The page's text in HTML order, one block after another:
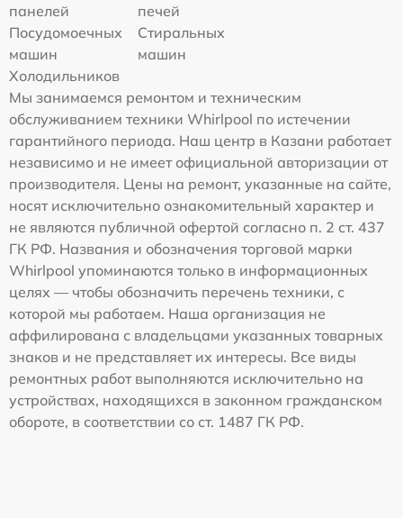
панелей
печей
Посудомоечных
машин
Стиральных
машин
Холодильников
Мы занимаемся ремонтом и техническим
обслуживанием техники Whirlpool по истечении
гарантийного периода. Наш центр в Казани работает
независимо и не имеет официальной авторизации от
производителя. Цены на ремонт, указанные на сайте,
носят исключительно ознакомительный характер и
не являются публичной офертой согласно п. 2 ст. 437
ГК РФ. Названия и обозначения торговой марки
Whirlpool упоминаются только в информационных
целях — чтобы обозначить перечень техники, с
которой мы работаем. Наша организация не
аффилирована с владельцами указанных товарных
знаков и не представляет их интересы. Все виды
ремонтных работ выполняются исключительно на
устройствах, находящихся в законном гражданском
обороте, в соответствии со ст. 1487 ГК РФ.